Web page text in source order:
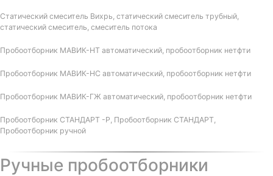
Статический смеситель Вихрь, статический смеситель трубный,
статический смеситель, смеситель потока
Пробоотборник МАВИК-НТ автоматический, пробоотборник нетфти
Пробоотборник МАВИК-НС автоматический, пробоотборник нетфти
Пробоотборник МАВИК-ГЖ автоматический, пробоотборник нетфти
Пробоотборник СТАНДАРТ -Р, Пробоотборник СТАНДАРТ,
Пробоотборник ручной
Ручные пробоотборники